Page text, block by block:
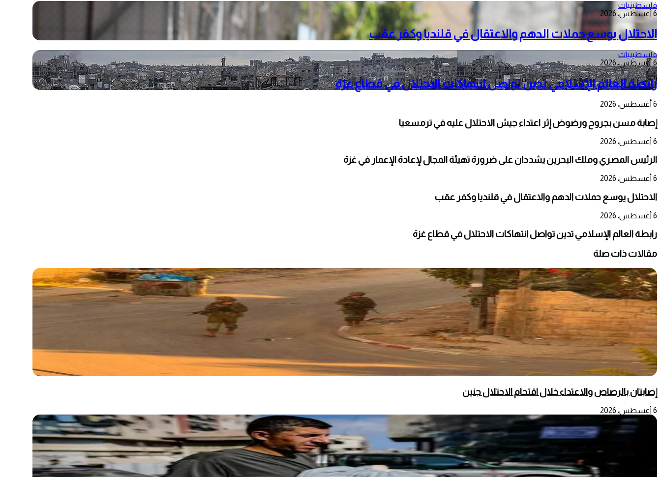
فلسطينيات
6 أغسطس، 2026
الاحتلال يوسع حملات الدهم والاعتقال في قلنديا وكفر عقب
فلسطينيات
6 أغسطس، 2026
رابطة العالم الإسلامي تدين تواصل انتهاكات الاحتلال في قطاع غزة
6 أغسطس، 2026
إصابة مسن بجروح ورضوض إثر اعتداء جيش الاحتلال عليه في ترمسعيا
6 أغسطس، 2026
الرئيس المصري وملك البحرين يشددان على ضرورة تهيئة المجال لإعادة الإعمار في غزة
6 أغسطس، 2026
الاحتلال يوسع حملات الدهم والاعتقال في قلنديا وكفر عقب
6 أغسطس، 2026
رابطة العالم الإسلامي تدين تواصل انتهاكات الاحتلال في قطاع غزة
مقالات ذات صلة
إصابتان بالرصاص والاعتداء خلال اقتحام الاحتلال جنين
6 أغسطس، 2026